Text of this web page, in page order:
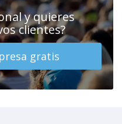
y quieres
clientes?
gratis